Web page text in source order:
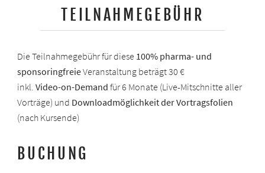
TEILNAHMEGEBÜHR
Die Teilnahmegebühr für diese 100% pharma- und
sponsoringfreieVeranstaltung beträgt 30 €
inkl.Video-on-Demand für 6 Monate (Live-Mitschnitte aller
Vorträge) und Downloadmöglichkeit der Vortragsfolien
(nach Kursende)
BUCHUNG